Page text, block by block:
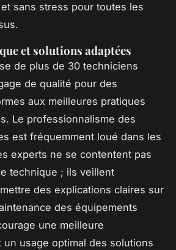
sans stress pour toutes les
et solutions adaptées
de plus de 30 techniciens
de qualité pour des
aux meilleures pratiques
Le professionnalisme des
est fréquemment loué dans les
experts ne se contentent pas
technique ; ils veillent
des explications claires sur
des équipements
une meilleure
usage optimal des solutions